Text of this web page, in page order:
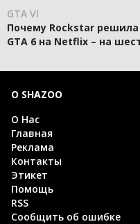
GTA VI
Почему Rockstar
GTA 6 на Netflix – на
О SHAZOO
О Нас
Главная
Реклама
Контакты
Этикет
Помощь
RSS
Сообщить об ошибке